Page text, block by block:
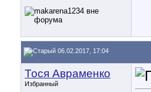
06.02.2017, 17:04
Тося Авраменко
Избранный